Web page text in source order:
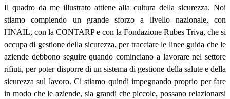
Il quadro da me illustrato attiene alla cultura della sicurezza. Noi
stiamo compiendo un grande sforzo a livello nazionale, con
l'INAIL, con la CONTARP e con la Fondazione Rubes Triva, che si
occupa di gestione della sicurezza, per tracciare le linee guida che le
aziende debbono seguire quando cominciano a lavorare nel settore
rifiuti, per poter disporre di un sistema di gestione della salute e della
sicurezza sul lavoro. Ci stiamo quindi impegnando proprio per fare
in modo che le aziende, sia grandi che piccole, possano relazionarsi